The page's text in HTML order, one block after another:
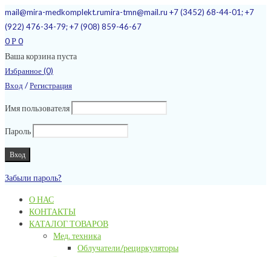
mail@mira-medkomplekt.rumira-tmn@mail.ru +7 (3452) 68-44-01; +7
(922) 476-34-79; +7 (908) 859-46-67
0 Р 0
Ваша корзина пуста
Избранное (0)
Вход /Регистрация
Имя пользователя
Пароль
Забыли пароль?
О НАС
КОНТАКТЫ
КАТАЛОГ ТОВАРОВ
Мед. техника
Облучатели/рециркуляторы